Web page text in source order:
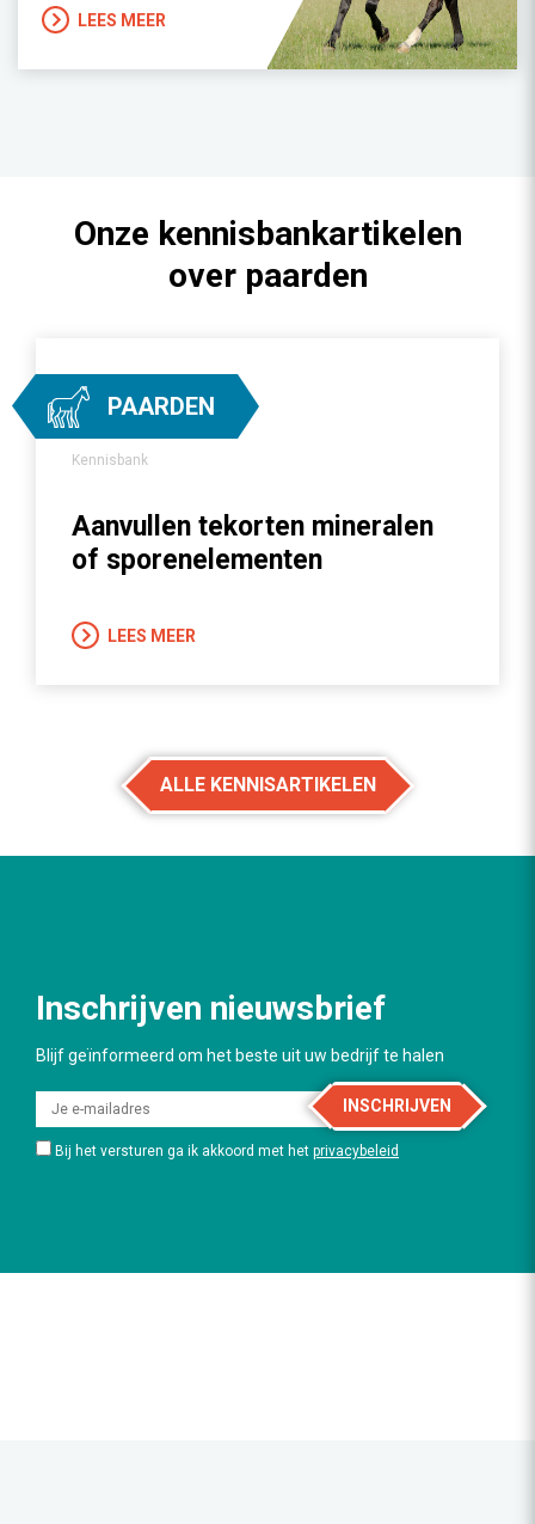
LEES MEER
Onze kennisbankartikelen
over paarden
PAARDEN
Kennisbank
Aanvullen tekorten mineralen
of sporenelementen
LEES MEER
ALLE KENNISARTIKELEN
Inschrijven nieuwsbrief
Blijf geïnformeerd om het beste uit uw bedrijf te halen
INSCHRIJVEN
Bij het versturen ga ik akkoord met het privacybeleid